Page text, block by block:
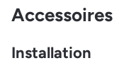
Accessoires
Installation